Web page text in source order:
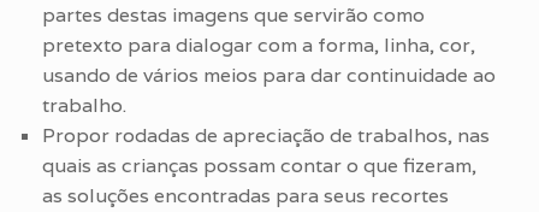
partes destas imagens que servirão como
pretexto para dialogar com a forma, linha, cor,
usando de vários meios para dar continuidade ao
trabalho.
Propor rodadas de apreciação de trabalhos, nas
quais as crianças possam contar o que fizeram,
as soluções encontradas para seus recortes